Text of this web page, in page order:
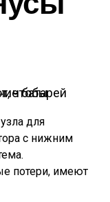
для
с нижним
потери, имеют